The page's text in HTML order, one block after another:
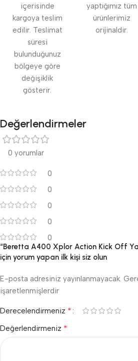
içerisinde
kargoya teslim
edilir. Teslimat
süresi
bulunduğunuz
bölgeye göre
değişiklik
gösterir.
yaptığımız tüm
ürünlerimiz
orijinaldir.
Değerlendirmeler
0 yorumlar
0
0
0
0
0
“Beretta A400 Xplor Action Kick Off
için yorum yapan ilk kişi siz olun
E-posta adresiniz yayınlanmayacak.
işaretlenmişlerdir
Derecelendirmeniz *
Değerlendirmeniz *